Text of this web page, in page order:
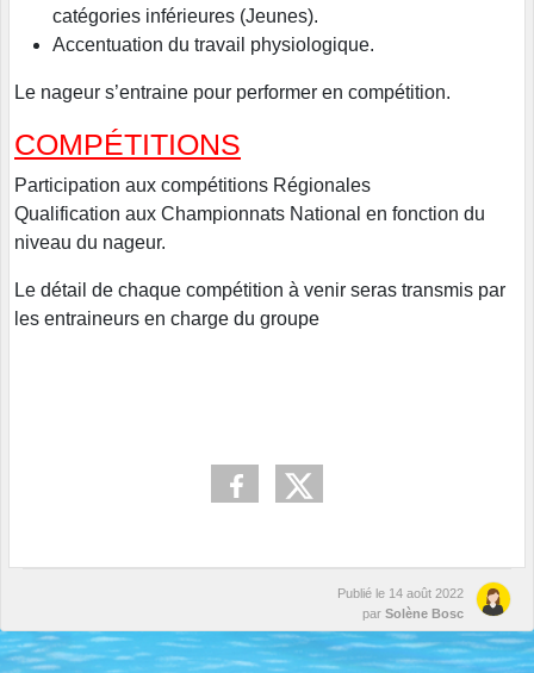
catégories inférieures (Jeunes).
Accentuation du travail physiologique.
Le nageur s’entraine pour performer en compétition.
COMPÉTITIONS
Participation aux compétitions Régionales
Qualification aux Championnats National en fonction du
niveau du nageur.
Le détail de chaque compétition à venir seras transmis par
les entraineurs en charge du groupe
Publié le 14 août 2022
par Solène Bosc